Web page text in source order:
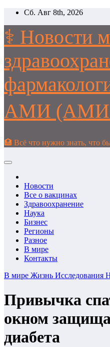
Перейти
содержимому
Сб. Авг 8th, 2026
⚕️ Новости
АМИ
🏥 Всё что нужно знать, что
Новости
Все о вакцинах
Здравоохранение
Наука
Бизнес
Регионы
Разное
В мире
Контакты
В мире Жизнь Исследования
Привычка
окном
диабета